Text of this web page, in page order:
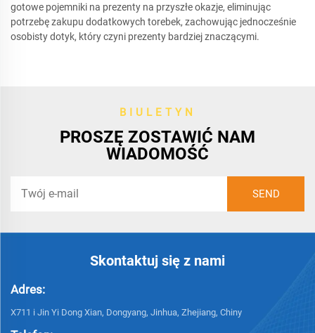
gotowe pojemniki na prezenty na przyszłe okazje, eliminując
potrzebę zakupu dodatkowych torebek, zachowując jednocześnie
osobisty dotyk, który czyni prezenty bardziej znaczącymi.
BIULETYN
PROSZĘ ZOSTAWIĆ NAM
WIADOMOŚĆ
Skontaktuj się z nami
Adres:
X711 i Jin Yi Dong Xian, Dongyang, Jinhua, Zhejiang, Chiny